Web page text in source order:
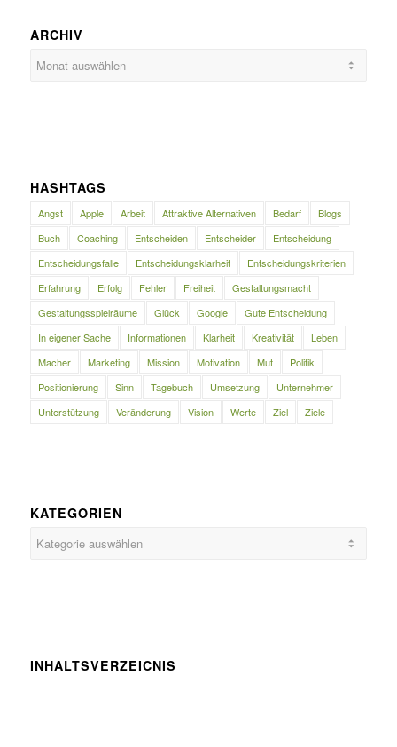
ARCHIV
HASHTAGS
Angst Apple Arbeit Attraktive Alternativen Bedarf
Blogs
Buch
Coaching Entscheiden Entscheider
Entscheidung
Entscheidungsfalle
Entscheidungsklarheit
Entscheidungskriterien
Erfahrung
Erfolg Fehler Freiheit
Gestaltungsmacht
Gestaltungsspielräume
Glück Google
Gute Entscheidung
In eigener Sache
Informationen Klarheit Kreativität
Leben
Macher
Marketing Mission Motivation Mut
Politik
Positionierung
Sinn Tagebuch Umsetzung
Unternehmer
Unterstützung
Veränderung Vision Werte Ziel Ziele
KATEGORIEN
INHALTSVERZEICNIS